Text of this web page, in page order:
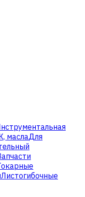
маслаДля
Листогибочные